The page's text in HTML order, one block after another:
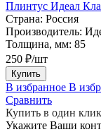
Плинтус Идеал
Страна: Россия
Производитель:
Толщина, мм: 85
250 ₽/шт
Купить
В избранное В
Сравнить
Купить в один клик
Укажите Ваши